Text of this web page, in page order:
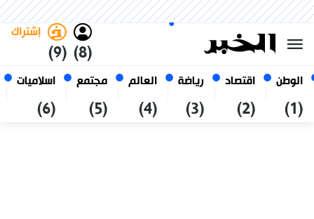
الوطن
(1)
اقتصاد
(2)
رياضة
(3)
العالم
(4)
مجتمع
(5)
اسلاميات
(6)
(8)
إشتراك
(9)
07 أغسطس 2026
الجزائر